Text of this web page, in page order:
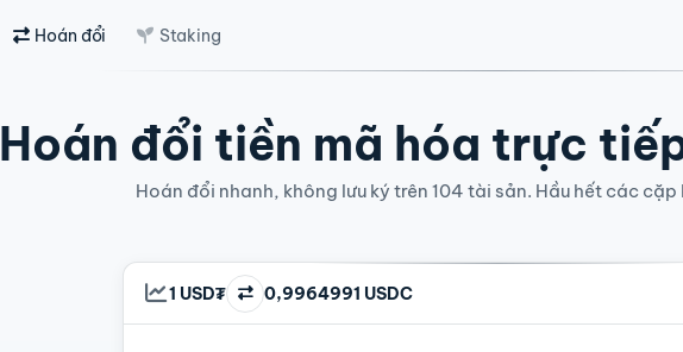
Hoán đổi Staking
Hoán đổi tiền mã hóa trực
Hoán đổi nhanh, không lưu ký trên 104 tài sản. Hầu hết các
Tỷ giá
1 USD₮ 0,9964991 USDC